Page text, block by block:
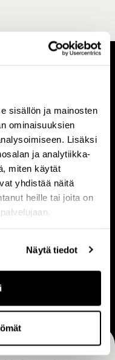
sisällön ja mainosten
ominaisuuksien
Lisäksi
ja analytiikka-
miten käytät
yhdistää näitä
heille tai joita on
Näytä tiedot
Ihmiset